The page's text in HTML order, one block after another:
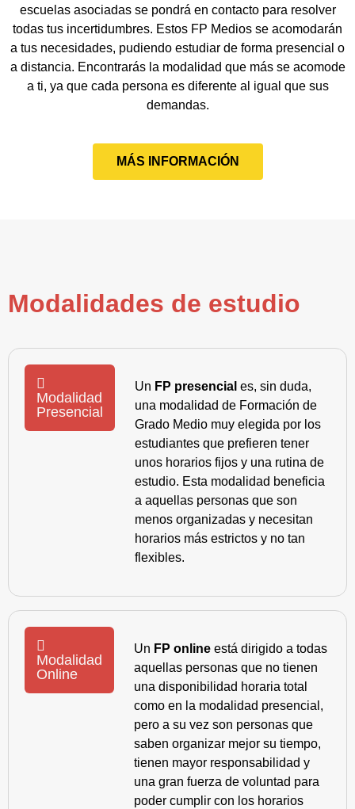
escuelas asociadas se pondrá en contacto para resolver
todas tus incertidumbres. Estos FP Medios se acomodarán
a tus necesidades, pudiendo estudiar de forma presencial o
a distancia. Encontrarás la modalidad que más se acomode
a ti, ya que cada persona es diferente al igual que sus
demandas.
MÁS INFORMACIÓN
Modalidades de estudio
Modalidad
Presencial
Un FP presencial es, sin duda,
una modalidad de Formación de
Grado Medio muy elegida por los
estudiantes que prefieren tener
unos horarios fijos y una rutina de
estudio. Esta modalidad beneficia
a aquellas personas que son
menos organizadas y necesitan
horarios más estrictos y no tan
flexibles.
Modalidad
Online
Un FP online está dirigido a todas
aquellas personas que no tienen
una disponibilidad horaria total
como en la modalidad presencial,
pero a su vez son personas que
saben organizar mejor su tiempo,
tienen mayor responsabilidad y
una gran fuerza de voluntad para
poder cumplir con los horarios